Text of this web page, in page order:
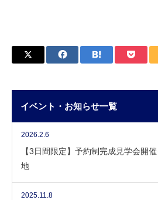
イベント・お知らせ一覧
2026.2.6
【3日間限定】予約制完成見学会開
地
2025.11.8